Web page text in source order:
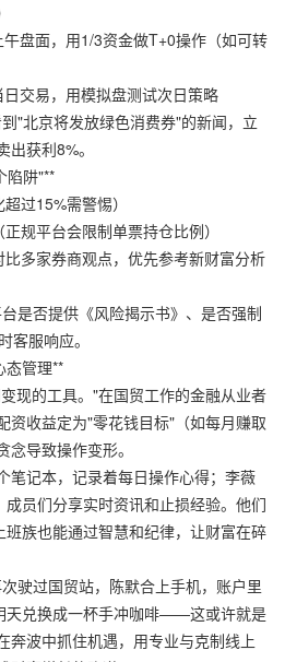
盘面，用1/3资金做T+0操作（如可转
交易，用模拟盘测试次日策略
"北京将发放绿色消费券"的新闻，立
获利8%。
陷阱"**
过15%需警惕）
规平台会限制单票持仓比例）
多家券商观点，优先参考新财富分析
是否提供《风险揭示书》、是否强制
客服响应。
态管理**
现的工具。"在国贸工作的金融从业者
资收益定为"零花钱目标"（如每月赚取
导致操作变形。
笔记本，记录着每日操作心得；李薇
员们分享实时资讯和止损经验。他们
族也能通过智慧和纪律，让财富在碎
驶过国贸站，陈默合上手机，账户里
天兑换成一杯手冲咖啡——这或许就是
奔波中抓住机遇，用专业与克制线上